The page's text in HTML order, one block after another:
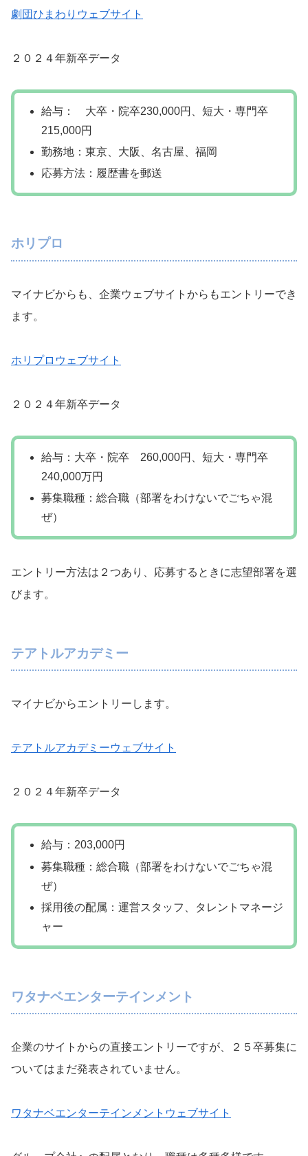
劇団ひまわりウェブサイト
２０２４年新卒データ
給与： 大卒・院卒230,000円、短大・専門卒
215,000円
勤務地：東京、大阪、名古屋、福岡
応募方法：履歴書を郵送
ホリプロ
マイナビからも、企業ウェブサイトからもエントリーでき
ます。
ホリプロウェブサイト
２０２４年新卒データ
給与：大卒・院卒 260,000円、短大・専門卒
240,000万円
募集職種：総合職（部署をわけないでごちゃ混
ぜ）
エントリー方法は２つあり、応募するときに志望部署を選
びます。
テアトルアカデミー
マイナビからエントリーします。
テアトルアカデミーウェブサイト
２０２４年新卒データ
給与：203,000円
募集職種：総合職（部署をわけないでごちゃ混
ぜ）
採用後の配属：運営スタッフ、タレントマネージ
ャー
ワタナベエンターテインメント
企業のサイトからの直接エントリーですが、２５卒募集に
ついてはまだ発表されていません。
ワタナベエンターテインメントウェブサイト